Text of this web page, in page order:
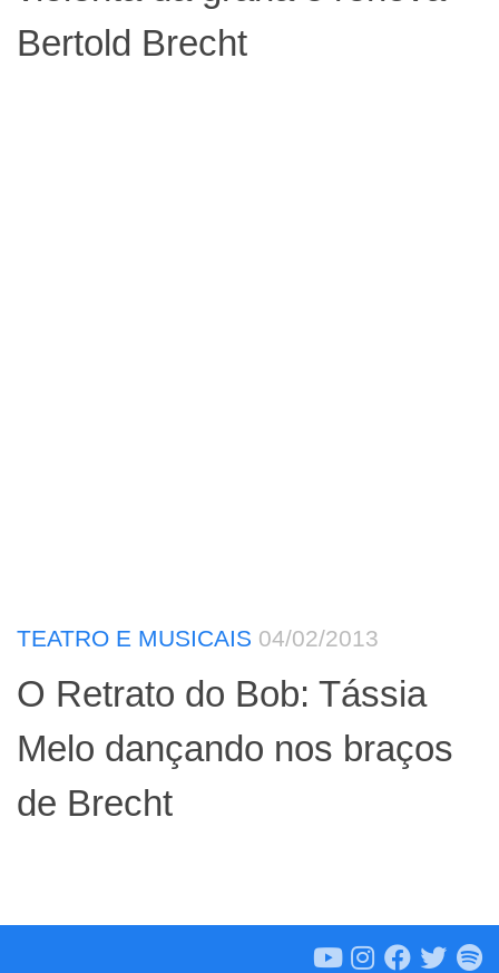
Bertold Brecht
TEATRO E MUSICAIS 04/02/2013
O Retrato do Bob: Tássia
Melo dançando nos braços
de Brecht